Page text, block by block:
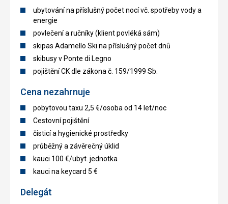
ubytování na příslušný počet nocí vč. spotřeby vody a
energie
povlečení a ručníky (klient povléká sám)
skipas Adamello Ski na příslušný počet dnů
skibusy v Ponte di Legno
pojištění CK dle zákona č. 159/1999 Sb.
Cena nezahrnuje
pobytovou taxu 2,5 €/osoba od 14 let/noc
Cestovní pojištění
čisticí a hygienické prostředky
průběžný a závěrečný úklid
kauci 100 €/ubyt. jednotka
kauci na keycard 5 €
Delegát